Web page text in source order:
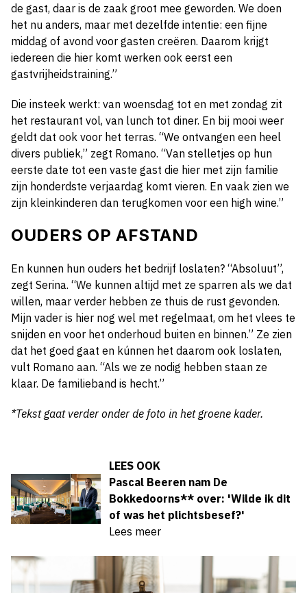
de gast, daar is de zaak groot mee geworden. We doen
het nu anders, maar met dezelfde intentie: een fijne
middag of avond voor gasten creëren. Daarom krijgt
iedereen die hier komt werken ook eerst een
gastvrijheidstraining.”
Die insteek werkt: van woensdag tot en met zondag zit
het restaurant vol, van lunch tot diner. En bij mooi weer
geldt dat ook voor het terras. “We ontvangen een heel
divers publiek,” zegt Romano. “Van stelletjes op hun
eerste date tot een vaste gast die hier met zijn familie
zijn honderdste verjaardag komt vieren. En vaak zien we
zijn kleinkinderen dan terugkomen voor een high wine.”
OUDERS OP AFSTAND
En kunnen hun ouders het bedrijf loslaten? “Absoluut”,
zegt Serina. “We kunnen altijd met ze sparren als we dat
willen, maar verder hebben ze thuis de rust gevonden.
Mijn vader is hier nog wel met regelmaat, om het vlees te
snijden en voor het onderhoud buiten en binnen.” Ze zien
dat het goed gaat en kúnnen het daarom ook loslaten,
vult Romano aan. “Als we ze nodig hebben staan ze
klaar. De familieband is hecht.”
*Tekst gaat verder onder de foto in het groene kader.
LEES OOK
Pascal Beeren nam De
Bokkedoorns** over: 'Wilde ik dit
of was het plichtsbesef?'
Lees meer